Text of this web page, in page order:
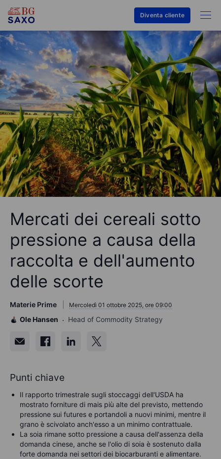
Diventa cliente
Mercati dei cereali sotto
pressione a causa della
raccolta e dell'aumento
delle scorte
Materie Prime Mercoledì 01 ottobre 2025, ore 09:00
Ole Hansen Head of Commodity Strategy
Punti chiave
Il rapporto trimestrale sugli stoccaggi dell'USDA ha
mostrato forniture di mais più alte del previsto, mettendo
pressione sui futures e portandoli a nuovi minimi, mentre il
grano è scivolato anch'esso a un minimo contrattuale.
La soia rimane sotto pressione a causa dell'assenza della
domanda cinese, anche se l'olio di soia è sostenuto dalla
forte domanda nei settori dei biocarburanti e alimentare.